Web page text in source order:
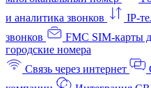
и аналитика звонков
IP-
звонков
FMC SIM-карты
городские номера
Связь через интернет